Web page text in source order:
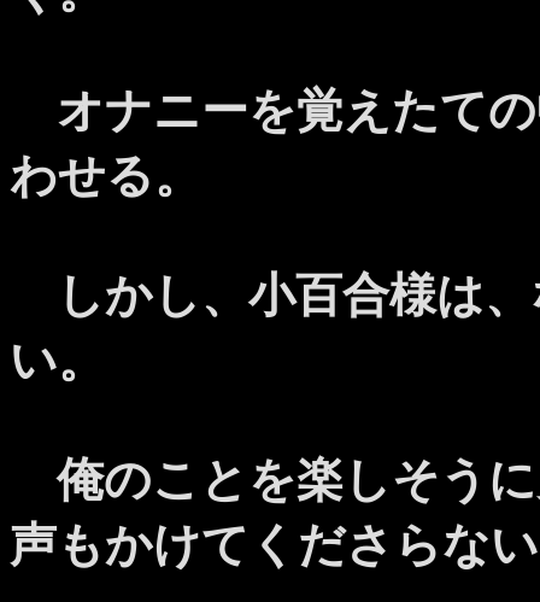
オナニーを覚えたて
わせる。
しかし、小百合様は
い。
俺のことを楽しそう
声もかけてくださらな